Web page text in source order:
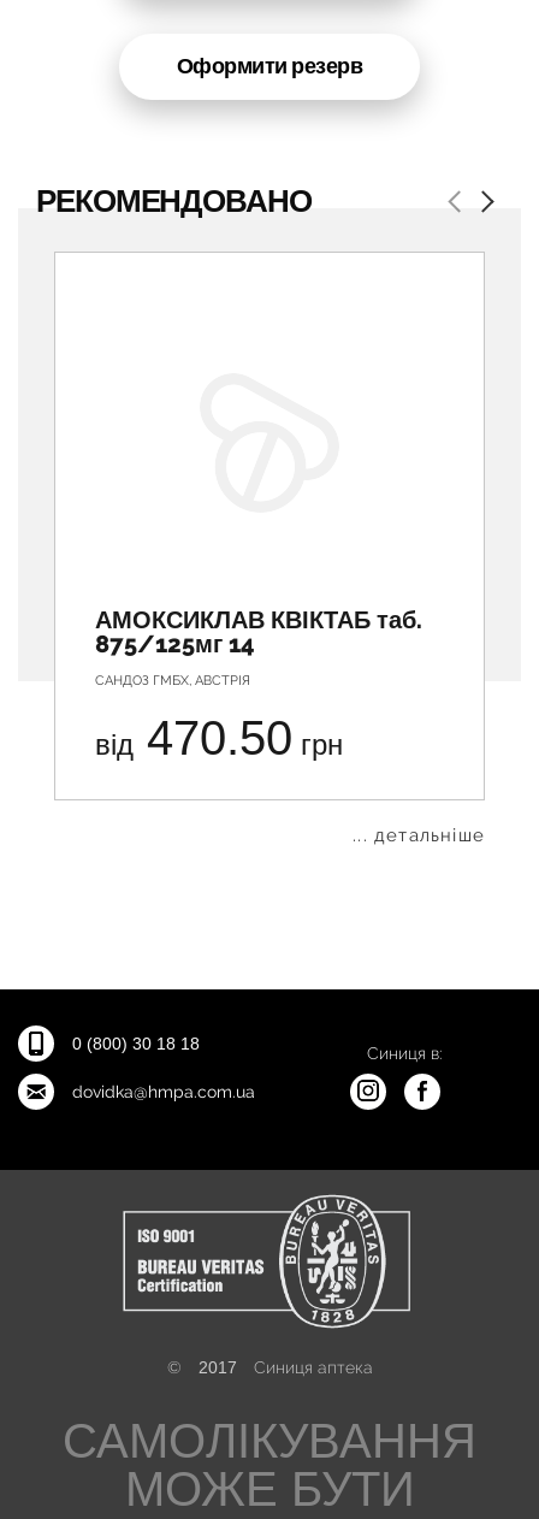
Оформити резерв
РЕКОМЕНДОВАНО Previous
АМОКСИКЛАВ КВІКТАБ таб.
875/125мг 14
САНДОЗ ГМБХ, АВСТРІЯ
від 470.50 грн
... детальніше
Next
0 (800) 30 18 18
dovidka@hmpa.com.ua
Синиця в:
© 2017 Синиця аптека
САМОЛІКУВАННЯ
МОЖЕ БУТИ